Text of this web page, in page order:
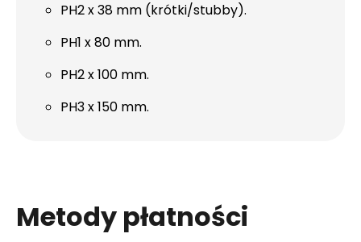
PH2 x 38 mm (krótki/stubby).
PH1 x 80 mm.
PH2 x 100 mm.
PH3 x 150 mm.
Metody płatności